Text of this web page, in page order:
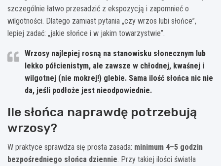
szczególnie łatwo przesadzić z ekspozycją i zapomnieć o
wilgotności. Dlatego zamiast pytania „czy wrzos lubi słońce”,
lepiej zadać: „jakie słońce i w jakim towarzystwie”.
Wrzosy najlepiej rosną na stanowisku słonecznym lub
lekko półcienistym, ale zawsze w chłodnej, kwaśnej i
wilgotnej (nie mokrej!) glebie. Sama ilość słońca nic nie
da, jeśli podłoże jest nieodpowiednie.
Ile słońca naprawdę potrzebują
wrzosy?
W praktyce sprawdza się prosta zasada: minimum 4–5 godzin
bezpośredniego słońca dziennie. Przy takiej ilości światła